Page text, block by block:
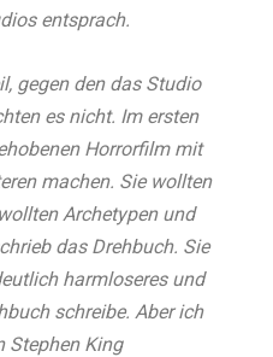
entsprach.
gegen den das Studio
es nicht. Im ersten
Horrorfilm mit
machen. Sie wollten
Archetypen und
das Drehbuch. Sie
harmloseres und
schreibe. Aber ich
Stephen King